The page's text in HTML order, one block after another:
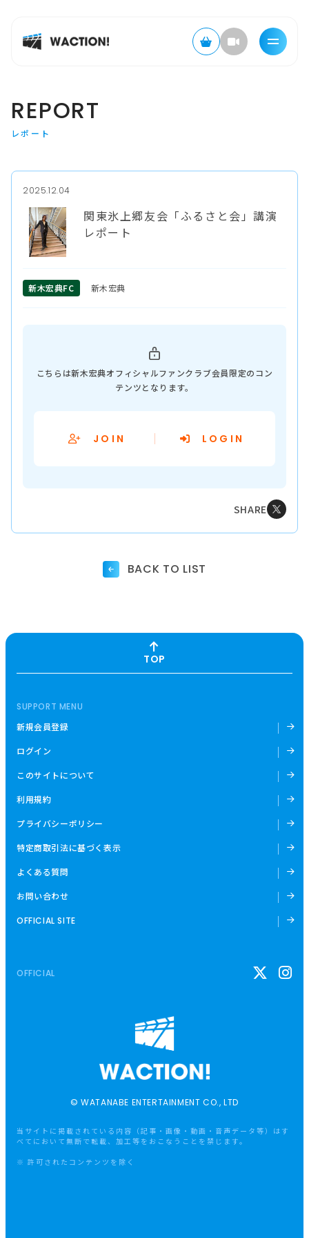
REPORT
レポート
2025.12.04
関東氷上郷友会「ふるさと会」講演
レポート
新木宏典FC 新木宏典
こちらは新木宏典オフィシャルファンクラブ会員限定のコン
テンツとなります。
JOIN LOGIN
SHARE
BACK TO LIST
TOP
© WATANABE ENTERTAINMENT CO., LTD
SUPPORT MENU
新規会員登録
ログイン
このサイトについて
利用規約
プライバシーポリシー
特定商取引法に基づく表示
よくある質問
お問い合わせ
OFFICIAL SITE
OFFICIAL
当サイトに掲載されている内容（記事・画像・動画・音声データ等）はす
べてにおいて無断で転載、加工等をおこなうことを禁じます。
※ 許可されたコンテンツを除く